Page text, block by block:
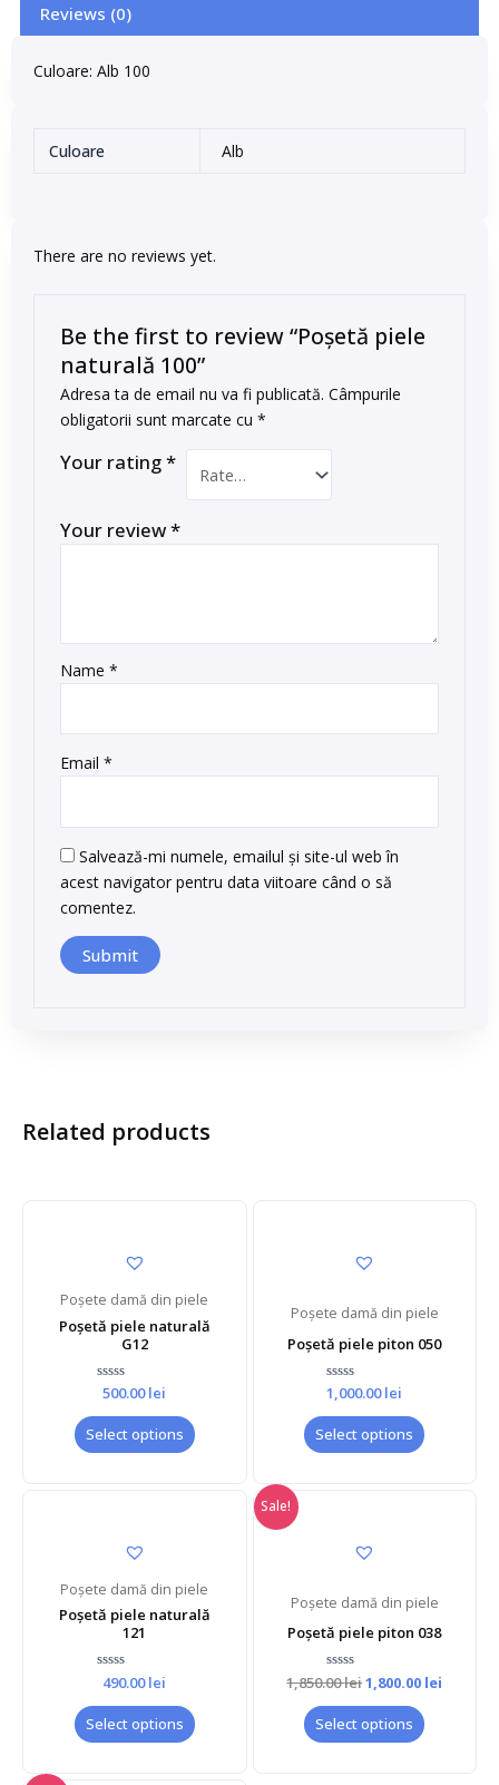
Reviews (0)
Culoare: Alb 100
Culoare Alb
There are no reviews yet.
Be the first to review “Poșetă piele
naturală 100”
Adresa ta de email nu va fi publicată. Câmpurile
obligatorii sunt marcate cu*
Your rating*
Your review*
Name*
Email*
Salvează-mi numele, emailul și site-ul web în
acest navigator pentru data viitoare când o să
comentez.
Related products
Poșete damă din piele
Poșetă piele naturală
G12
Rated
out
of
5
500.00lei
Select options
Poșete damă din piele
Poșetă piele piton 050
Rated
0
out
of
5
1,000.00lei
Select options
Poșete damă din piele
Poșetă piele naturală
121
Rated
out
of
5
490.00lei
Select options
Sale!
Poșete damă din piele
Poșetă piele piton 038
Rated
out
of
5
1,850.00lei1,800.00 lei
Select options